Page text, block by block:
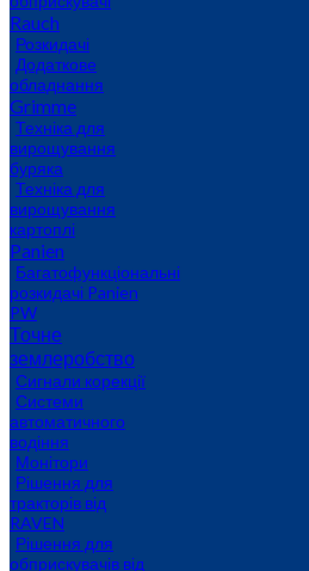
Rauch
Розкидачі
Додаткове
обладнання
Grimme
Техніка для
вирощування
буряка
Техніка для
вирощування
картоплі
Panien
Багатофункціональні
розкидачі Panien
PW
Точне
землеробство
Сигнали корекції
Системи
автоматичного
водіння
Монітори
Рішення для
тракторів від
RAVEN
Рішення для
обприскувачів від